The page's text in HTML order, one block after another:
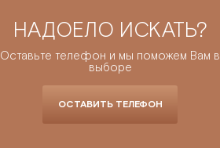
НАДОЕЛО ИСКАТЬ?
Оставьте телефон и мы поможем Вам в
выборе
ОСТАВИТЬ ТЕЛЕФОН